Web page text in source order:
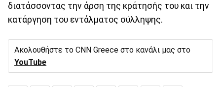
διατάσσοντας την άρση της κράτησής του και την
κατάργηση του εντάλματος σύλληψης.
Ακολουθήστε το CNN Greece στο κανάλι μας στο
YouTube